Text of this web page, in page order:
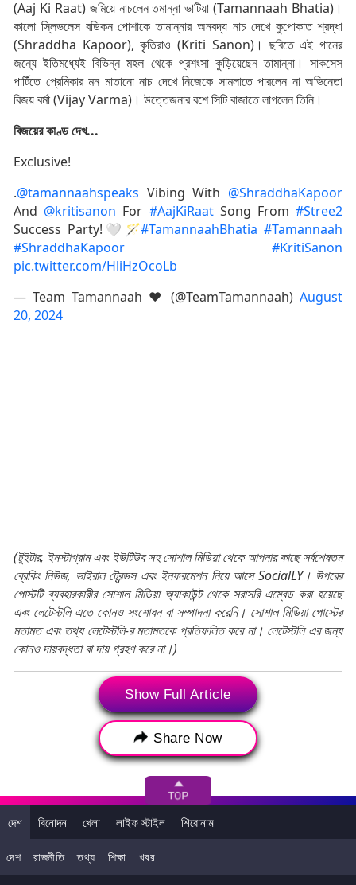
(Aaj Ki Raat) জমিয়ে নাচলেন তমান্না ভাটিয়া (Tamannaah Bhatia)।
কালো স্লিভলেস বডিকন পোশাকে তামান্নার অনবদ্য নাচ দেখে কুপোকাত শ্রদ্ধা
(Shraddha Kapoor), কৃতিরাও (Kriti Sanon)। ছবিতে এই গানের
জন্যে ইতিমধ্যেই বিভিন্ন মহল থেকে প্রশংসা কুড়িয়েছেন তামান্না। সাকসেস
পার্টিতে প্রেমিকার মন মাতানো নাচ দেখে নিজেকে সামলাতে পারলেন না অভিনেতা
বিজয় বর্মা (Vijay Varma)। উত্তেজনার বশে সিটি বাজাতে লাগলেন তিনি।
বিজয়ের কাণ্ড দেখ...
Exclusive!
.@tamannaahspeaks Vibing With @ShraddhaKapoor
And @kritisanon For #AajKiRaatSong From#Stree2
Success Party!🤍🪄#TamannaahBhatia #Tamannaah
#ShraddhaKapoor
#KritiSanon
pic.twitter.com/HliHzOcoLb
— Team Tamannaah ♥︎ (@TeamTamannaah) August
20, 2024
(টুইটার, ইনস্টাগ্রাম এবং ইউটিউব সহ সোশাল মিডিয়া থেকে আপনার কাছে সর্বশেষতম
ব্রেকিং নিউজ, ভাইরাল ট্রেন্ডস এবং ইনফরমেশন নিয়ে আসে SocialLY। উপরের
পোস্টটি ব্যবহারকারীর সোশাল মিডিয়া অ্যাকাউন্ট থেকে সরাসরি এম্বেড করা হয়েছে
এবং লেটেস্টলি এতে কোনও সংশোধন বা সম্পাদনা করেনি। সোশাল মিডিয়া পোস্টের
মতামত এবং তথ্য লেটেস্টলি-র মতামতকে প্রতিফলিত করে না। লেটেস্টলি এর জন্য
কোনও দায়বদ্ধতা বা দায় গ্রহণ করে না।)
Stree 2 Stree 2 Song
Stree 2 Song Aaj Ki Raat Aaj Ki Raat Song
Shraddha Kapoor
Vijay Varma
Show Full Article
Share Now
দেশ বিনোদন খেলা লাইফ স্টাইল শিরোনাম
দেশ রাজনীতি তথ্য শিক্ষা খবর